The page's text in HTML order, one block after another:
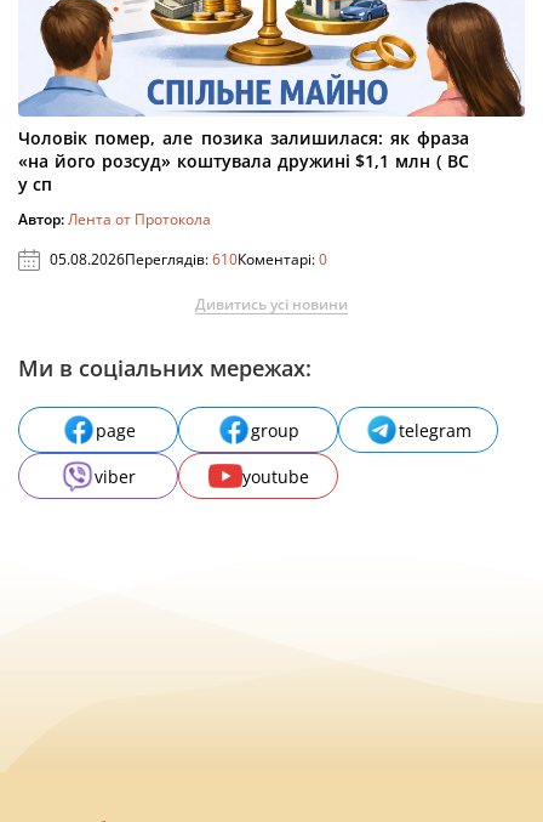
Чоловік помер, але позика залишилася: як фраза
«на його розсуд» коштувала дружині $1,1 млн ( ВС
у сп
Автор:Лента от Протокола
05.08.2026Переглядів:610Коментарі:0
Дивитись усі новини
Ми в соціальних мережах:
page group
telegram
viber
youtube